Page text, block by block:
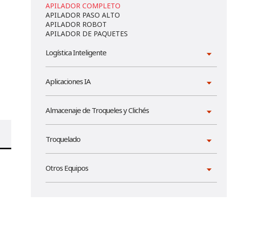
APILADOR COMPLETO
APILADOR PASO ALTO
APILADOR ROBOT
APILADOR DE PAQUETES
Logística Inteligente
Aplicaciones IA
Almacenaje de Troqueles y Clichés
Troquelado
Otros Equipos